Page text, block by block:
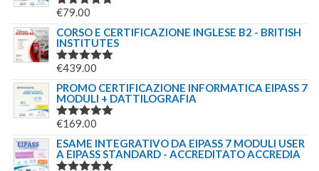
ERA:
VALUTATO
€79.00
CORSO E CERTIFICAZIONE INGLESE B2 - BRITISH
INSTITUTES
VALUTATO
€439.00
PROMO CERTIFICAZIONE INFORMATICA EIPASS 7
MODULI + DATTILOGRAFIA
VALUTATO
€169.00
ESAME INTEGRATIVO DA EIPASS 7 MODULI USER
A EIPASS STANDARD - ACCREDITATO ACCREDIA